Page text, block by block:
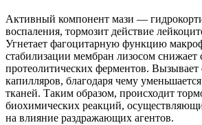
Активный компонент мази —
воспаления, тормозит действие
Угнетает фагоцитарную функцию
стабилизации мембран лизосом снижает
протеолитических ферментов.
капилляров, благодаря чему
тканей. Таким образом, происходит
биохимических реакций,
на влияние раздражающих агентов.